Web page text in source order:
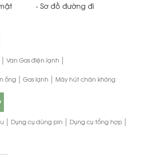
- Sơ đồ đường đi
| Van Gas điện lạnh |
ống | Gas lạnh | Máy hút chân không
| Dụng cụ dùng pin | Dụng cụ tổng hợp |